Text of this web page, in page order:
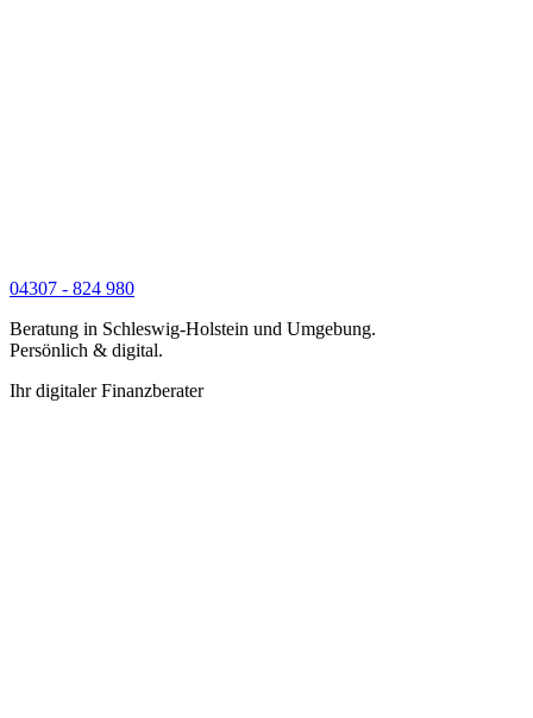
04307 - 824 980
Beratung in Schleswig-Holstein und Umgebung.
Persönlich & digital.
Ihr digitaler Finanzberater